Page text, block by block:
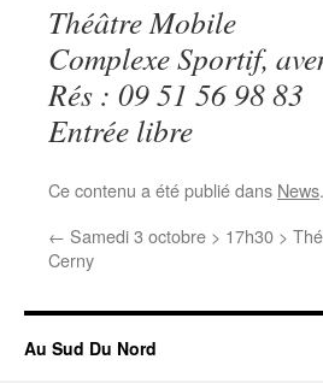
Théâtre Mobile
Complexe Sportif,
Rés : 09 51 56 98 83
Entrée libre
Ce contenu a été publié dans News
← Samedi 3 octobre > 17h30 >
Cerny
Au Sud Du Nord